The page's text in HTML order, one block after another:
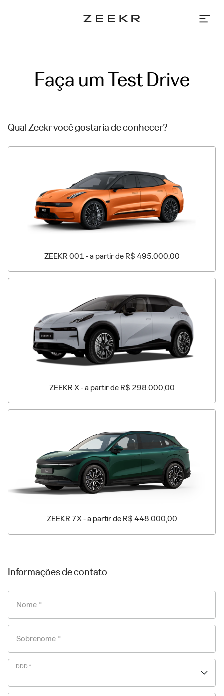
Faça um Test Drive
Qual Zeekr você gostaria de conhecer?
ZEEKR 001 - a partir de R$ 495.000,00
ZEEKR X - a partir de R$ 298.000,00
ZEEKR 7X - a partir de R$ 448.000,00
Informações de contato
Nome *
Sobrenome *
DDD *